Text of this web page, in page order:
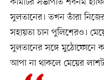
সুলতানের। তখন তাঁরা
সহায়তা চান পুলিশেরও।
সুলতানের সঙ্গে মুঠোফোনে
আপা না থাকলে মেয়ের